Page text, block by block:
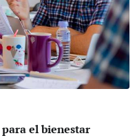
el bienestar